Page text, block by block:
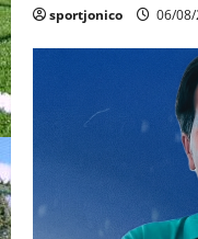
sportjonico 06/